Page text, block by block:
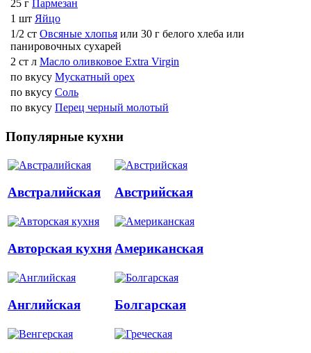
25 г Пармезан
1 шт Яйцо
1/2 ст Овсяные хлопья или 30 г белого хлеба или
панировочных сухарей
2 ст л Масло оливковое Extra Virgin
по вкусу Мускатный орех
по вкусу Соль
по вкусу Перец черный молотый
Популярные кухни
Австралийская Австрийская
Авторская кухня Американская
Английская Болгарская